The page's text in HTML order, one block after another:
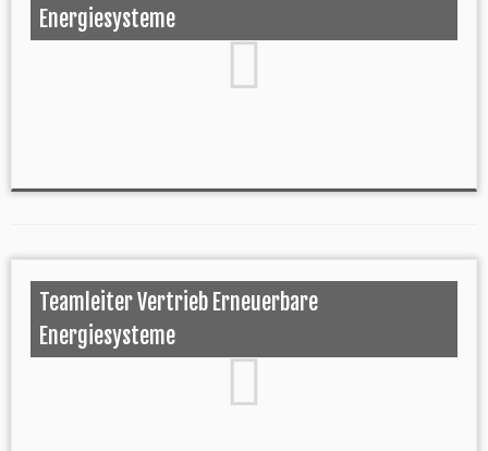
Energiesysteme
Teamleiter Vertrieb Erneuerbare
Energiesysteme